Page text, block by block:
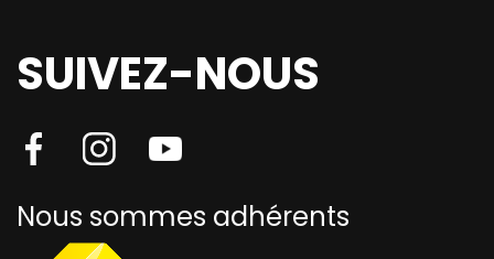
SUIVEZ-NOUS
Nous sommes adhérents